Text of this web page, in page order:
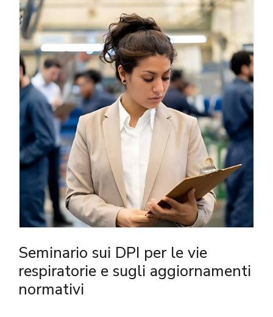
Seminario sui DPI per le vie
respiratorie e sugli aggiornamenti
normativi